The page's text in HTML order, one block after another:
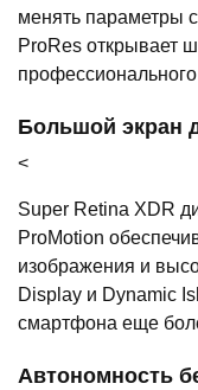
менять параметры
ProRes открывает
профессионального
Большой экран
<
Super Retina XDR
ProMotion
изображения и
Display и Dynamic
смартфона еще
Автономность